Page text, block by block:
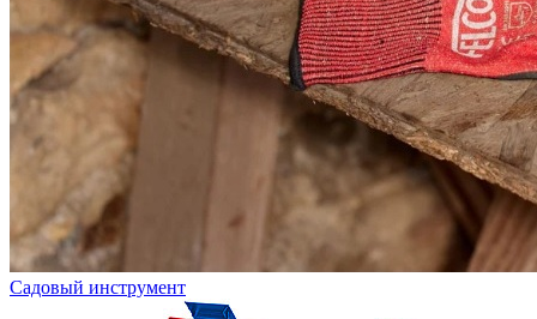
Садовый инструмент